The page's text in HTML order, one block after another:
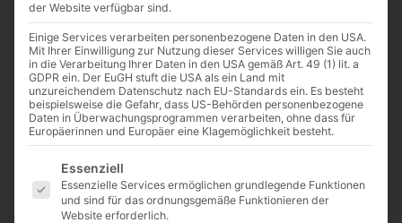
Art. Nr.:Komp-8
Kategorie Säfte/Kompott/Mineralwasser/Bier
4,99€ inkl. MwSt.
der Website verfügbar sind.
Einige Services verarbeiten personenbezogene Daten in den USA.
Mit Ihrer Einwilligung zur Nutzung dieser Services willigen Sie auch
in die Verarbeitung Ihrer Daten in den USA gemäß Art. 49 (1) lit. a
GDPR ein. Der EuGH stuft die USA als ein Land mit
unzureichendem Datenschutz nach EU-Standards ein. Es besteht
beispielsweise die Gefahr, dass US-Behörden personenbezogene
Daten in Überwachungsprogrammen verarbeiten, ohne dass für
Europäerinnen und Europäer eine Klagemöglichkeit besteht.
Es folgt eine Liste der Service-Gruppen, für die eine
Essenziell
Essenzielle Services ermöglichen grundlegende Funktionen
und sind für das ordnungsgemäße Funktionieren der
Website erforderlich.